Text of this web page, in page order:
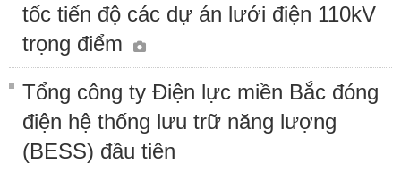
tốc tiến độ các dự án lưới điện 110kV
trọng điểm
Tổng công ty Điện lực miền Bắc đóng
điện hệ thống lưu trữ năng lượng
(BESS) đầu tiên